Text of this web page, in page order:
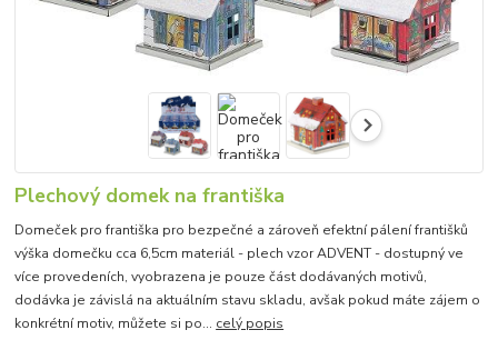
Plechový domek na františka
Domeček pro františka pro bezpečné a zároveň efektní pálení františků
výška domečku cca 6,5cm materiál - plech vzor ADVENT - dostupný ve
více provedeních, vyobrazena je pouze část dodávaných motivů,
dodávka je závislá na aktuálním stavu skladu, avšak pokud máte zájem o
konkrétní motiv, můžete si po... celý popis